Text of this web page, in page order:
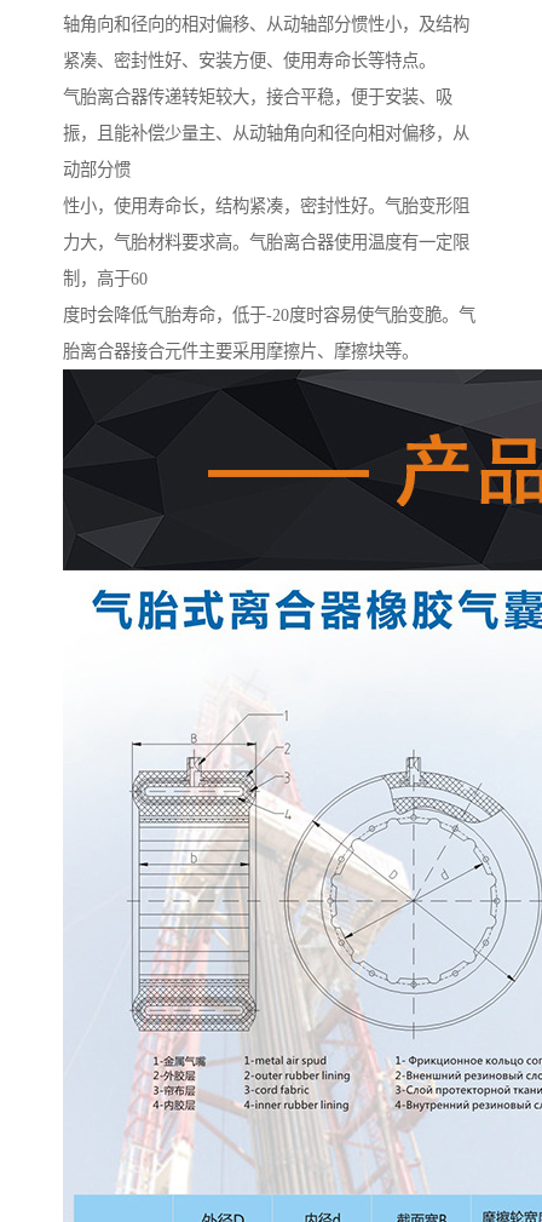
轴角向和径向的相对偏移、从动轴部分惯性小，及结构
紧凑、密封性好、安装方便、使用寿命长等特点。
气胎离合器传递转矩较大，接合平稳，便于安装、吸
振，且能补偿少量主、从动轴角向和径向相对偏移，从
动部分惯
性小，使用寿命长，结构紧凑，密封性好。气胎变形阻
力大，气胎材料要求高。气胎离合器使用温度有一定限
制，高于60
度时会降低气胎寿命，低于-20度时容易使气胎变脆。气
胎离合器接合元件主要采用摩擦片、摩擦块等。